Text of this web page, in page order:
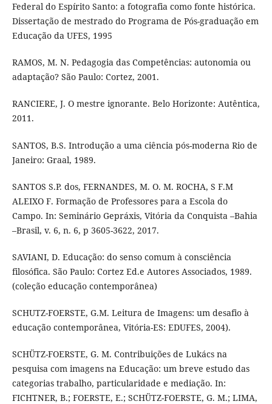
Federal do Espírito Santo: a fotografia como fonte histórica.
Dissertação de mestrado do Programa de Pós-graduação em
Educação da UFES, 1995
RAMOS, M. N. Pedagogia das Competências: autonomia ou
adaptação? São Paulo: Cortez, 2001.
RANCIERE, J. O mestre ignorante. Belo Horizonte: Autêntica,
2011.
SANTOS, B.S. Introdução a uma ciência pós-moderna Rio de
Janeiro: Graal, 1989.
SANTOS S.P. dos, FERNANDES, M. O. M. ROCHA, S F.M
ALEIXO F. Formação de Professores para a Escola do
Campo. In: Seminário Gepráxis, Vitória da Conquista –Bahia
–Brasil, v. 6, n. 6, p 3605-3622, 2017.
SAVIANI, D. Educação: do senso comum à consciência
filosófica. São Paulo: Cortez Ed.e Autores Associados, 1989.
(coleção educação contemporânea)
SCHUTZ-FOERSTE, G.M. Leitura de Imagens: um desafio à
educação contemporânea, Vitória-ES: EDUFES, 2004).
SCHÜTZ-FOERSTE, G. M. Contribuições de Lukács na
pesquisa com imagens na Educação: um breve estudo das
categorias trabalho, particularidade e mediação. In:
FICHTNER, B.; FOERSTE, E.; SCHÜTZ-FOERSTE, G. M.; LIMA,